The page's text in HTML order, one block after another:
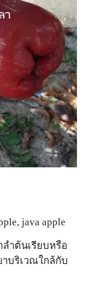
java apple
ลำต้นเรียบหรือ
บริเวณใกล้กับ